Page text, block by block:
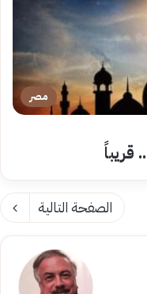
مصر
الصفحة التالية